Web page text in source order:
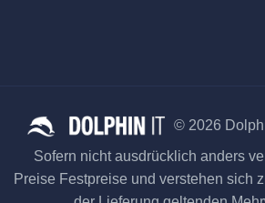
© 2026
Sofern nicht ausdrücklich anders
Preise Festpreise und verstehen sich